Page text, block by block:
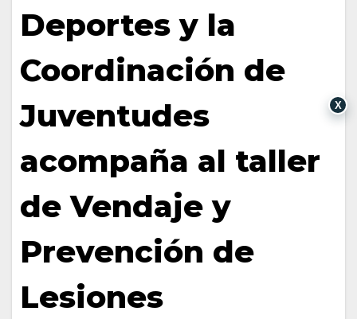
Deportes y la
Coordinación de
Juventudes
acompaña al taller
de Vendaje y
Prevención de
Lesiones
X